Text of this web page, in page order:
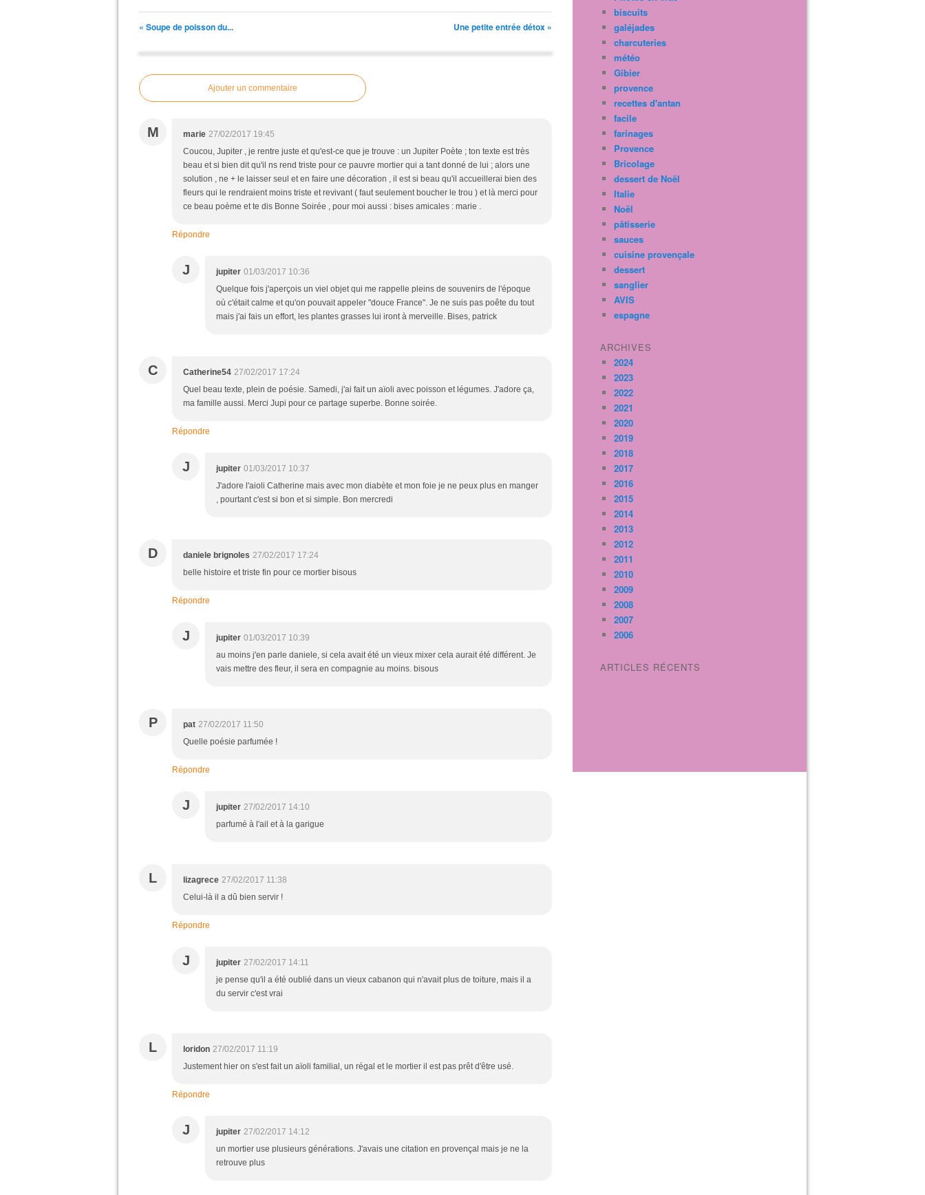
« Soupe de poisson du... Une petite entrée détox »
Ajouter un commentaire
M marie 27/02/2017 19:45
Coucou, Jupiter , je rentre juste et qu'est-ce que je trouve : un Jupiter Poète ; ton texte est très
beau et si bien dit qu'il ns rend triste pour ce pauvre mortier qui a tant donné de lui ; alors une
solution , ne + le laisser seul et en faire une décoration , il est si beau qu'il accueillerai bien des
fleurs qui le rendraient moins triste et revivant ( faut seulement boucher le trou ) et là merci pour
ce beau poème et te dis Bonne Soirée , pour moi aussi : bises amicales : marie .
Répondre
J jupiter 01/03/2017 10:36
Quelque fois j'aperçois un viel objet qui me rappelle pleins de souvenirs de l'époque
où c'était calme et qu'on pouvait appeler "douce France". Je ne suis pas poête du tout
mais j'ai fais un effort, les plantes grasses lui iront à merveille. Bises, patrick
C Catherine54 27/02/2017 17:24
Quel beau texte, plein de poésie. Samedi, j'ai fait un aïoli avec poisson et légumes. J'adore ça,
ma famille aussi. Merci Jupi pour ce partage superbe. Bonne soirée.
Répondre
J jupiter 01/03/2017 10:37
J'adore l'aioli Catherine mais avec mon diabète et mon foie je ne peux plus en manger
, pourtant c'est si bon et si simple. Bon mercredi
D daniele brignoles 27/02/2017 17:24
belle histoire et triste fin pour ce mortier bisous
Répondre
J jupiter 01/03/2017 10:39
au moins j'en parle daniele, si cela avait été un vieux mixer cela aurait été différent. Je
vais mettre des fleur, il sera en compagnie au moins. bisous
P pat 27/02/2017 11:50
Quelle poésie parfumée !
Répondre
J jupiter 27/02/2017 14:10
parfumé à l'ail et à la garigue
L lizagrece 27/02/2017 11:38
Celui-là il a dû bien servir !
Répondre
J jupiter 27/02/2017 14:11
je pense qu'il a été oublié dans un vieux cabanon qui n'avait plus de toiture, mais il a
du servir c'est vrai
L loridon 27/02/2017 11:19
Justement hier on s'est fait un aïoli familial, un régal et le mortier il est pas prêt d'être usé.
Répondre
J jupiter 27/02/2017 14:12
un mortier use plusieurs générations. J'avais une citation en provençal mais je ne la
retrouve plus
biscuits
galéjades
charcuteries
météo
Gibier
provence
recettes d'antan
facile
farinages
Provence
Bricolage
dessert de Noël
Italie
Noël
pâtisserie
sauces
cuisine provençale
dessert
sanglier
AVIS
espagne
ARCHIVES
2024
2023
2022
2021
2020
2019
2018
2017
2016
2015
2014
2013
2012
2011
2010
2009
2008
2007
2006
ARTICLES RÉCENTS